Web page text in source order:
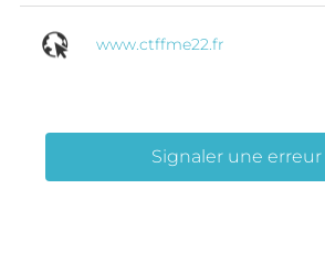
www.ctffme22.fr
Signaler une erreur